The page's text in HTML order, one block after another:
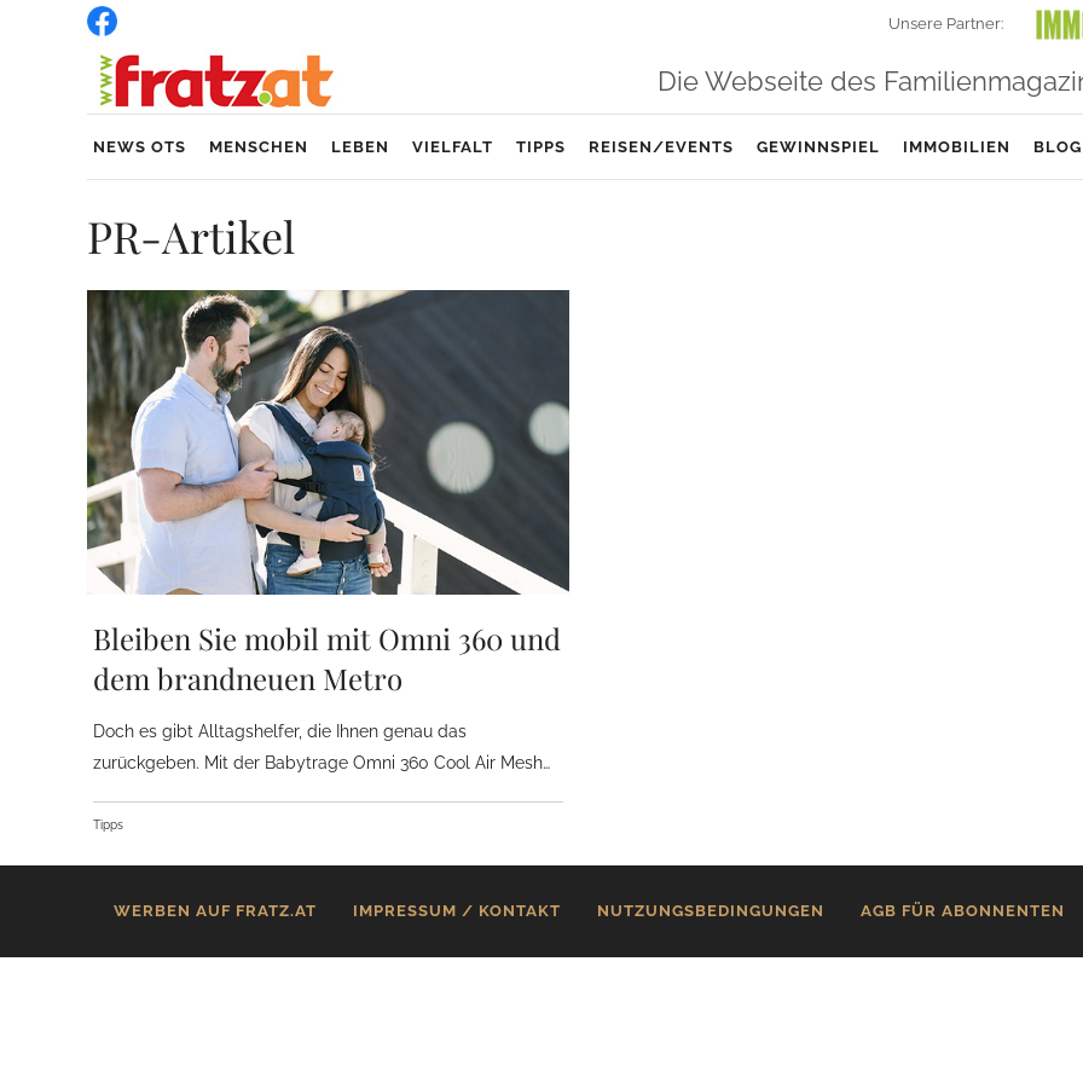
Unsere Partner:
Die Webseite des
NEWS OTS MENSCHEN LEBEN VIELFALT TIPPS REISEN/EVENTS GEWINNSPIEL IMMOBILIEN BLOG
PR-Artikel
Bleiben Sie mobil mit Omni 360 und
dem brandneuen Metro
Doch es gibt Alltagshelfer, die Ihnen genau das
zurückgeben. Mit der Babytrage Omni 360 Cool Air Mesh…
Tipps
WERBEN AUF FRATZ.AT IMPRESSUM / KONTAKT NUTZUNGSBEDINGUNGEN AGB FÜR ABONNENTEN